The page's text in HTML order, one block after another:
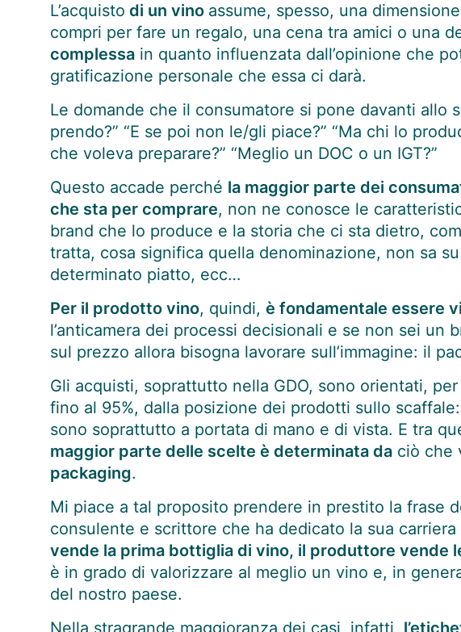
L’acquisto di un vino assume, spesso, una
compri per fare un regalo, una cena tra amici o una
complessa in quanto influenzata dall’opinione che
gratificazione personale che essa ci darà.
Le domande che il consumatore si pone davanti allo
prendo?” “E se poi non le/gli piace?” “Ma chi lo
che voleva preparare?” “Meglio un DOC o un IGT?”
Questo accade perché la maggior parte dei
che sta per comprare, non ne conosce le
brand che lo produce e la storia che ci sta dietro,
tratta, cosa significa quella denominazione, non sa
determinato piatto, ecc…
Per il prodotto vino, quindi, è fondamentale essere
l’anticamera dei processi decisionali e se non sei un
sul prezzo allora bisogna lavorare sull’immagine: il
Gli acquisti, soprattutto nella GDO, sono orientati,
fino al 95%, dalla posizione dei prodotti sullo
sono soprattutto a portata di mano e di vista. E tra
maggior parte delle scelte è determinata da ciò che
packaging.
Mi piace a tal proposito prendere in prestito la frase
consulente e scrittore che ha dedicato la sua
vende la prima bottiglia di vino, il produttore vende
è in grado di valorizzare al meglio un vino e, in
del nostro paese.